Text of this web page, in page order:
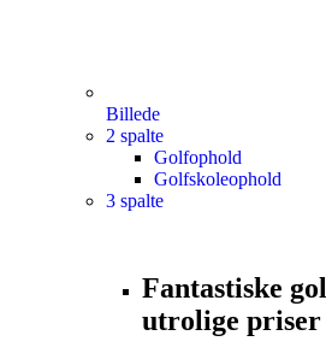
Billede
2 spalte
Golfophold
Golfskoleophold
3 spalte
Fantastiske
utrolige priser